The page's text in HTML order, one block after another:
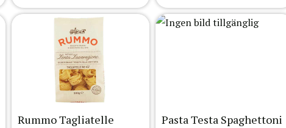
Rummo Tagliatelle
Pasta Testa Spaghettoni